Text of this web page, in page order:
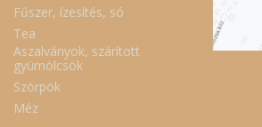
Fűszer, ízesítés, só
Tea
Aszalványok, szárított
gyümölcsök
Szörpök
Méz